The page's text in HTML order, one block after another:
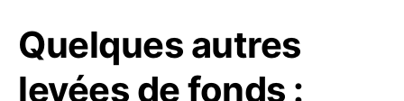
Quelques autres
levées de fonds :